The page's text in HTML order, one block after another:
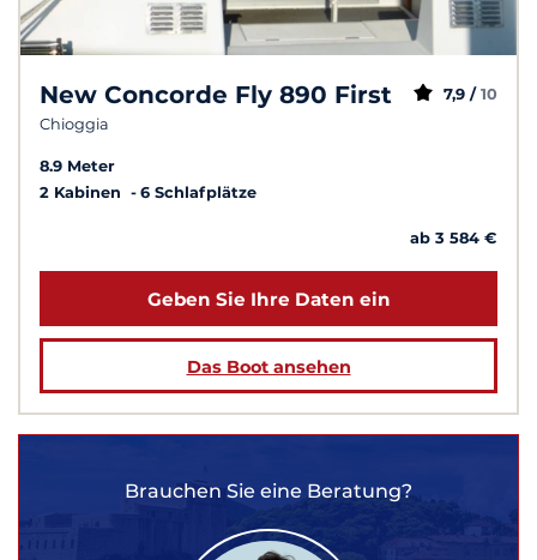
New Concorde Fly 890 First
Chioggia
7,9 / 10
8.9 Meter
2 Kabinen
6 Schlafplätze
ab 3 584 €
Geben Sie Ihre Daten ein
Das Boot ansehen
Brauchen Sie eine Beratung?